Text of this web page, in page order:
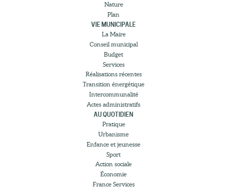
Nature
Plan
VIE MUNICIPALE
La Maire
Conseil municipal
Budget
Services
Réalisations récentes
Transition énergétique
Intercommunalité
Actes administratifs
AU QUOTIDIEN
Pratique
Urbanisme
Enfance et jeunesse
Sport
Action sociale
Économie
France Services